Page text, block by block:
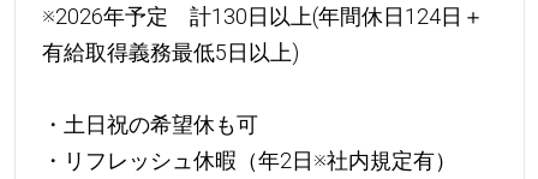
※2026年予定 計130日以上(年間休日124日＋
有給取得義務最低5日以上)
・土日祝の希望休も可
・リフレッシュ休暇（年2日※社内規定有）